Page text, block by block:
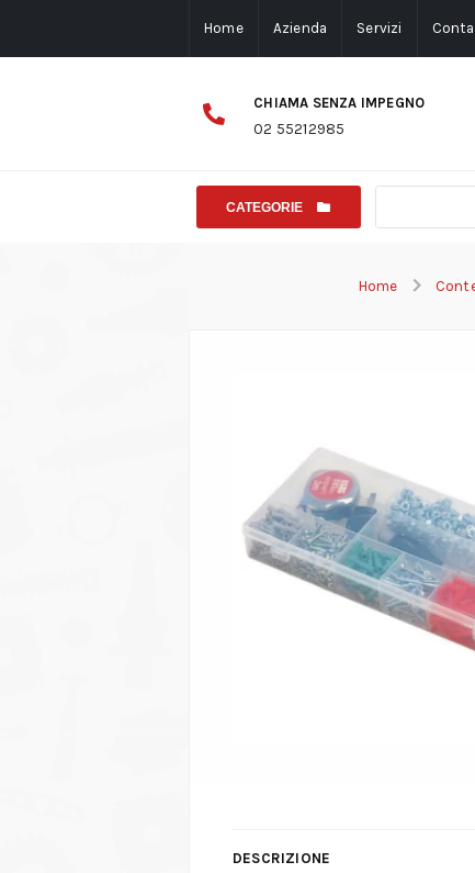
Home Azienda Servizi
CHIAMA SENZA IMPEGNO
02 55212985
CATEGORIE
Home
DESCRIZIONE